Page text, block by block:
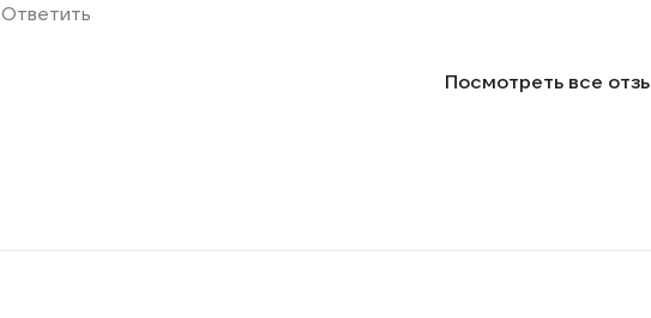
Ответить
Посмотреть все